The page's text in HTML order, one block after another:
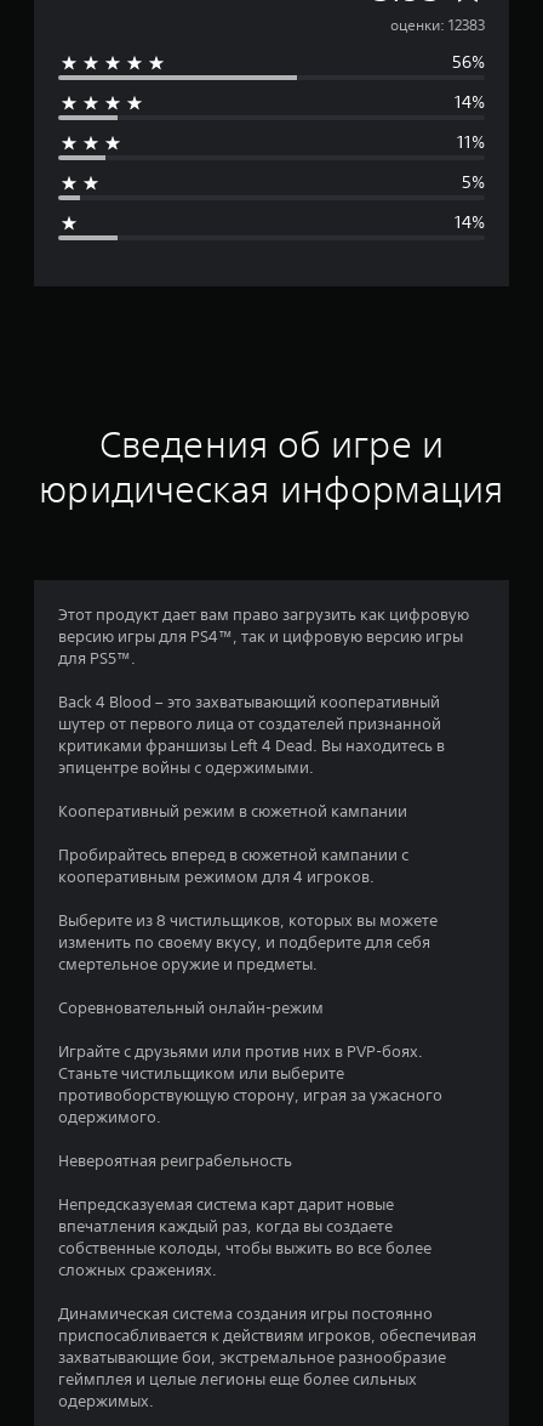
р
е
д
я
о
н
к
:
3
.
3
в
а
о
оценки: 12383
56%
14%
11%
5%
14%
Сведения об игре и
юридическая информация
Этот продукт дает вам право загрузить как цифровую
версию игры для PS4™, так и цифровую версию игры
для PS5™.
Back 4 Blood – это захватывающий кооперативный
шутер от первого лица от создателей признанной
критиками франшизы Left 4 Dead. Вы находитесь в
эпицентре войны с одержимыми.
Кооперативный режим в сюжетной кампании
Пробирайтесь вперед в сюжетной кампании с
кооперативным режимом для 4 игроков.
Выберите из 8 чистильщиков, которых вы можете
изменить по своему вкусу, и подберите для себя
смертельное оружие и предметы.
Соревновательный онлайн-режим
Играйте с друзьями или против них в PVP-боях.
Станьте чистильщиком или выберите
противоборствующую сторону, играя за ужасного
одержимого.
Невероятная реиграбельность
Непредсказуемая система карт дарит новые
впечатления каждый раз, когда вы создаете
собственные колоды, чтобы выжить во все более
сложных сражениях.
Динамическая система создания игры постоянно
приспосабливается к действиям игроков, обеспечивая
захватывающие бои, экстремальное разнообразие
геймплея и целые легионы еще более сильных
одержимых.